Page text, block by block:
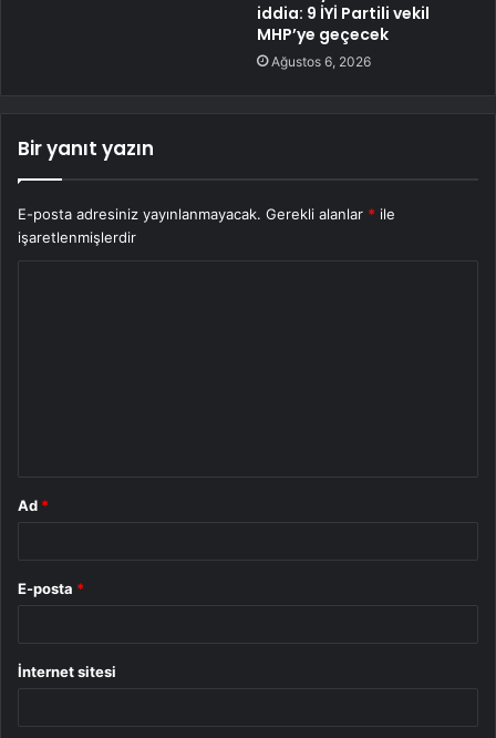
iddia: 9 İYİ Partili vekil
MHP’ye geçecek
Ağustos 6, 2026
Bir yanıt yazın
E-posta adresiniz yayınlanmayacak. Gerekli alanlar * ile
işaretlenmişlerdir
Ad *
E-posta *
İnternet sitesi